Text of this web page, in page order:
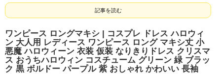
記事を読む
ワンピース ロングマキシ | コスプレ ドレス ハロウィ
ン 大人用 レディース ワンピース ロング マキシ丈 小
悪魔 ハロウィーン 衣装 仮装 なりきりドレス クリスマ
ス おうちハロウィン コスチューム グリーン 緑 ブラッ
ク 黒 ボルドー パープル 紫 おしゃれ かわいい 長袖